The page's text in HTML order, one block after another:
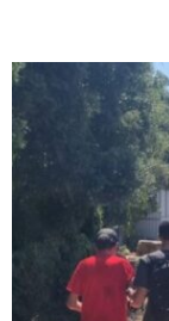
ולא להסתפק